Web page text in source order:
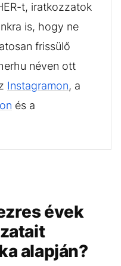
t, iratkozzatok
is, hogy ne
frissülő
néven ott
Instagramon, a
és a
évek
alapján?